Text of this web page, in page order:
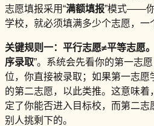
志愿填报采用“满额填报”模式——你
学校，就必须填满多少个志愿，一
关键规则一：平行志愿≠平等志愿。
序录取”。系统会先看你的第一志
位，你直接被录取；如果第一志
的第二志愿，以此类推。这意味
定了你能否进入目标校，而第二志
别人挑剩下的。